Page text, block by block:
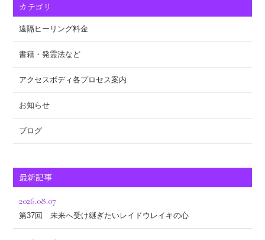
カテゴリ
遠隔ヒーリング料金
書籍・発霊法など
アクセスボディ各プロセス案内
お知らせ
ブログ
最新記事
2026.08.07
第37回 未来へ受け継ぎたいレイドウレイキの心